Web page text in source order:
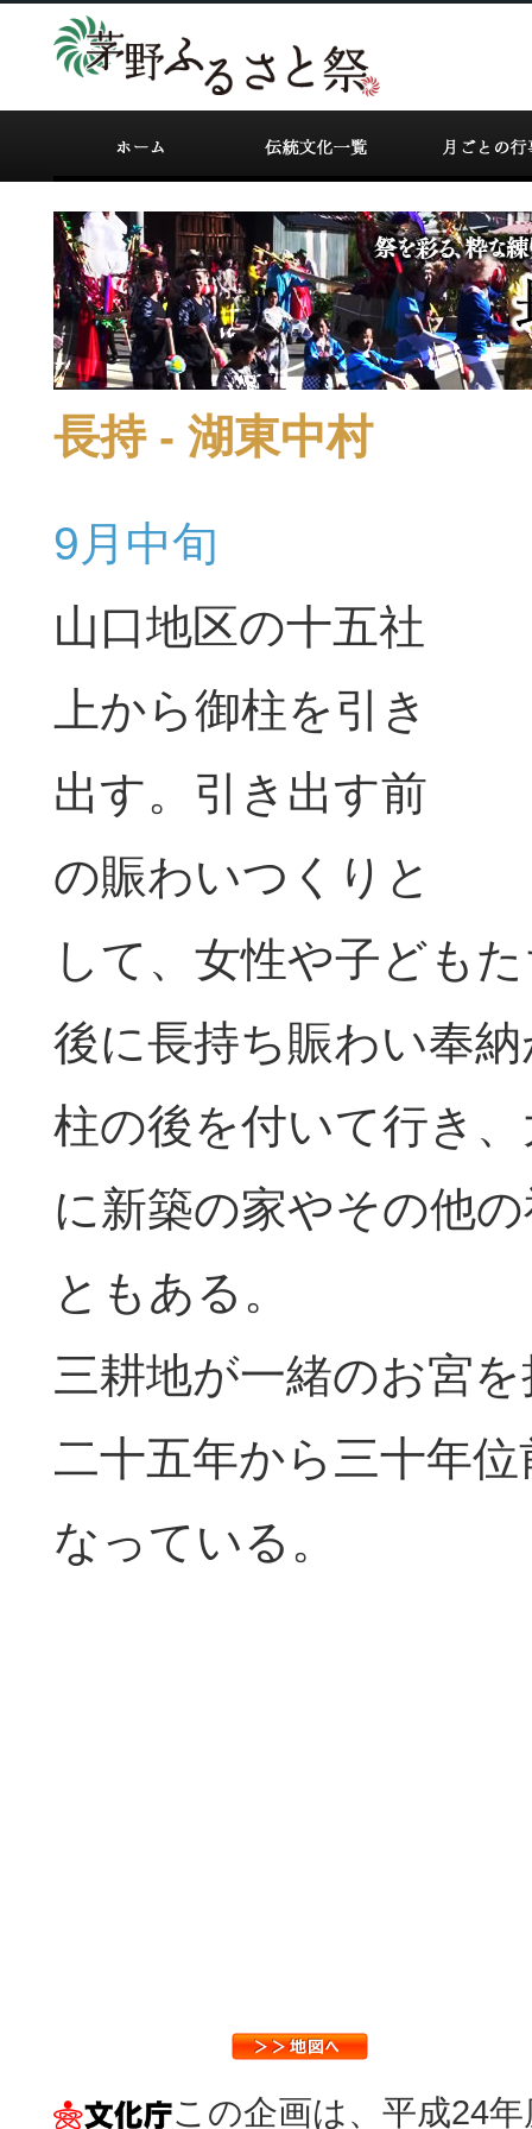
長持 - 湖東中村
9月中旬
山口地区の十五社
上から御柱を引き
出す。引き出す前
の賑わいつくりと
して、女性や子ども
後に長持ち賑わい奉
柱の後を付いて行き
に新築の家やその他
ともある。
三耕地が一緒のお宮
二十五年から三十年
なっている。
この企画は、平成24